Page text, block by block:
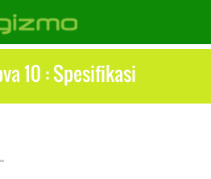
10 : Spesifikasi